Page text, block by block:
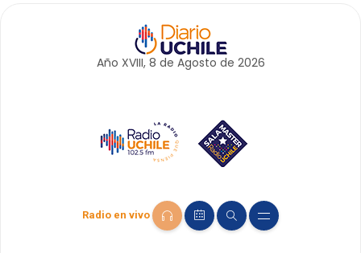
Año XVIII, 8 de Agosto de 2026
Radio en vivo